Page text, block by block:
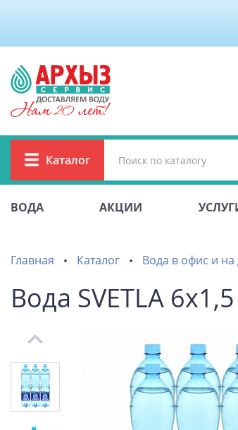
Каталог
ВОДА АКЦИИ
Главная Каталог Вода в офис и
Вода SVETLA